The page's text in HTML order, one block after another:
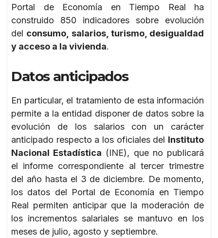
Portal de Economía en Tiempo Real ha
construido 850 indicadores sobre evolución
del consumo, salarios, turismo, desigualdad
y acceso a la vivienda.
Datos anticipados
En particular, el tratamiento de esta información
permite a la entidad disponer de datos sobre la
evolución de los salarios con un carácter
anticipado respecto a los oficiales del Instituto
Nacional Estadística (INE), que no publicará
el informe correspondiente al tercer trimestre
del año hasta el 3 de diciembre. De momento,
los datos del Portal de Economía en Tiempo
Real permiten anticipar que la moderación de
los incrementos salariales se mantuvo en los
meses de julio, agosto y septiembre.